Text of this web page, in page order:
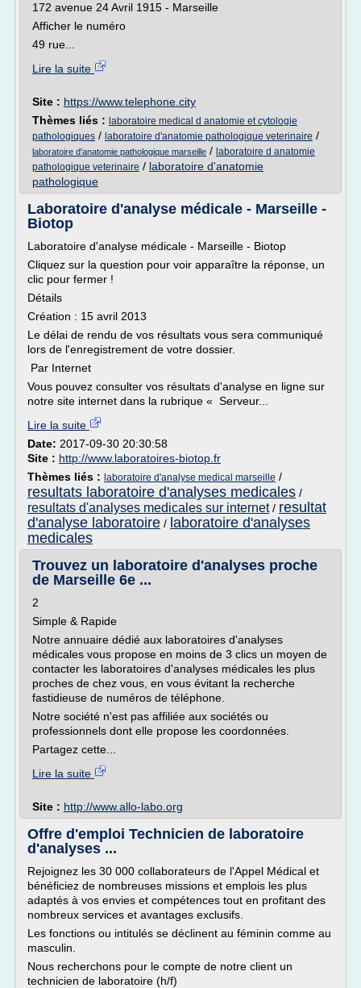
172 avenue 24 Avril 1915 - Marseille
Afficher le numéro
49 rue...
Lire la suite
Site : https://www.telephone.city
Thèmes liés : laboratoire medical d anatomie et cytologie
pathologiques / laboratoire d'anatomie pathologique veterinaire /
laboratoire d'anatomie pathologique marseille / laboratoire d anatomie
pathologique veterinaire / laboratoire d'anatomie
pathologique
Laboratoire d'analyse médicale - Marseille -
Biotop
Laboratoire d'analyse médicale - Marseille - Biotop
Cliquez sur la question pour voir apparaître la réponse, un
clic pour fermer !
Détails
Création : 15 avril 2013
Le délai de rendu de vos résultats vous sera communiqué
lors de l'enregistrement de votre dossier.
Par Internet
Vous pouvez consulter vos résultats d'analyse en ligne sur
notre site internet dans la rubrique « Serveur...
Lire la suite
Date: 2017-09-30 20:30:58
Site : http://www.laboratoires-biotop.fr
Thèmes liés : laboratoire d'analyse medical marseille /
resultats laboratoire d'analyses medicales /
resultats d'analyses medicales sur internet/ resultat
d'analyse laboratoire / laboratoire d'analyses
medicales
Trouvez un laboratoire d'analyses proche
de Marseille 6e ...
2
Simple & Rapide
Notre annuaire dédié aux laboratoires d'analyses
médicales vous propose en moins de 3 clics un moyen de
contacter les laboratoires d'analyses médicales les plus
proches de chez vous, en vous évitant la recherche
fastidieuse de numéros de téléphone.
Notre société n'est pas affiliée aux sociétés ou
professionnels dont elle propose les coordonnées.
Partagez cette...
Lire la suite
Site : http://www.allo-labo.org
Offre d'emploi Technicien de laboratoire
d'analyses ...
Rejoignez les 30 000 collaborateurs de l'Appel Médical et
bénéficiez de nombreuses missions et emplois les plus
adaptés à vos envies et compétences tout en profitant des
nombreux services et avantages exclusifs.
Les fonctions ou intitulés se déclinent au féminin comme au
masculin.
Nous recherchons pour le compte de notre client un
technicien de laboratoire (h/f)